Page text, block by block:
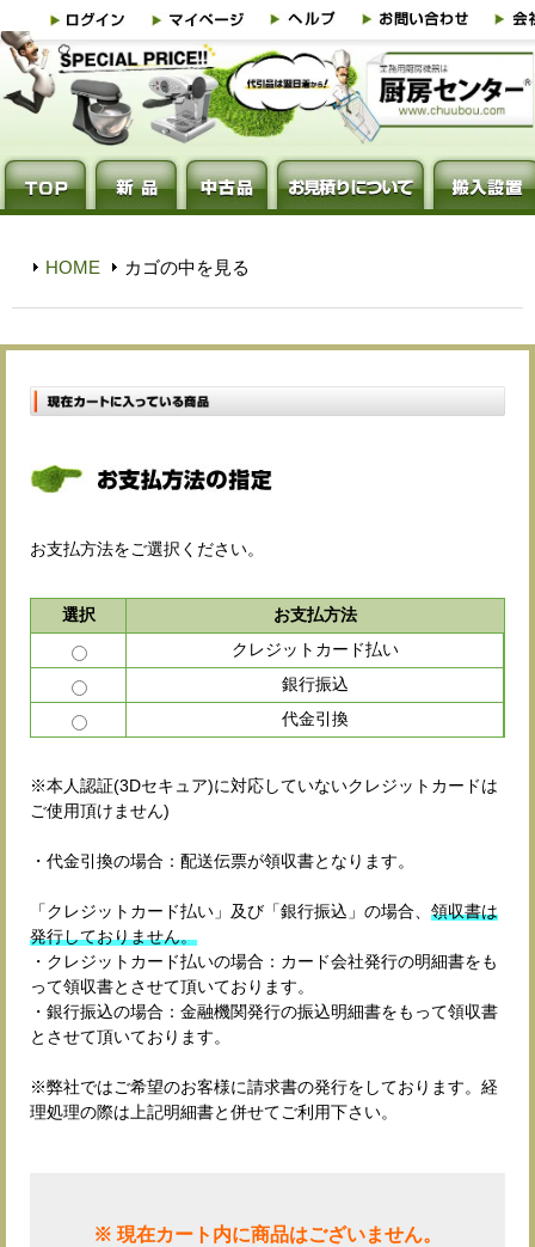
HOME カゴの中を見る
お支払方法をご選択ください。
選択
お支払方法
クレジットカード払い
銀行振込
代金引換
※本人認証(3Dセキュア)に対応していないクレジットカードは
ご使用頂けません)
・代金引換の場合：配送伝票が領収書となります。
「クレジットカード払い」及び「銀行振込」の場合、 領収書は
発行しておりません。
・クレジットカード払いの場合：カード会社発行の明細書をも
って領収書とさせて頂いております。
・銀行振込の場合：金融機関発行の振込明細書をもって領収書
とさせて頂いております。
※弊社ではご希望のお客様に請求書の発行をしております。経
理処理の際は上記明細書と併せてご利用下さい。
※ 現在カート内に商品はございません。